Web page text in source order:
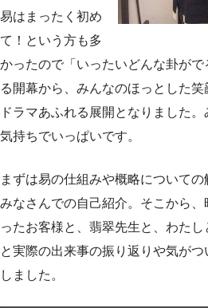
易はまったく初め
て！という方も多
かったので「いったいどんな卦が
る開幕から、みんなのほっとした笑
ドラマあふれる展開となりました
気持ちでいっぱいです。
まずは易の仕組みや概略について
みなさんでの自己紹介。そこから
ったお客様と、翡翠先生と、わた
と実際の出来事の振り返りや気が
しました。